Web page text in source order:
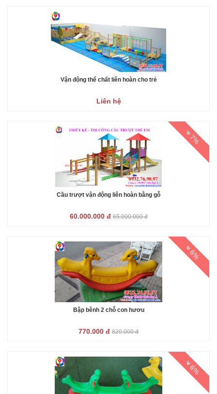
Vận động thể chất liên hoàn cho trẻ
Liên hệ
7%
Cầu trượt vận động liên hoàn bằng gỗ
60.000.000 đ 65.000.000 đ
6%
Bập bênh 2 chỗ con hươu
770.000 đ 820.000 đ
6%